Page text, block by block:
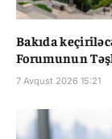
Bakıda
Forumunun
7 Avqust 2026 15:21